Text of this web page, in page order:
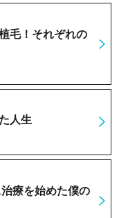
毛！それぞれの
人生
療を始めた僕の